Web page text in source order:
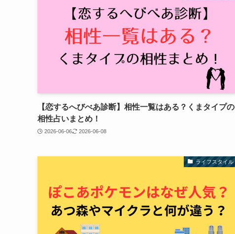
【恋するへびべあ診断】相性一覧はある？くまタイプの
相性占いまとめ！
2026-06-06 2026-06-08
ライフスタイル